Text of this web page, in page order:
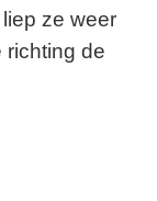
ze weer
richting de